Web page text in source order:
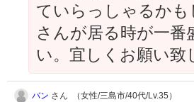
ていらっしゃるか
さんが居る時が一
い。宜しくお願い致
バン さん （女性/三島市/40代/Lv.35）